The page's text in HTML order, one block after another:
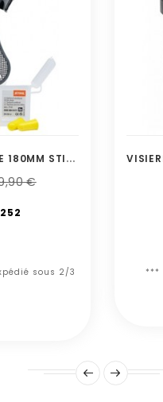
V
ISIÈRE INTÉGRALE COURTE 180MM STIHL
€
sous 2/3
***